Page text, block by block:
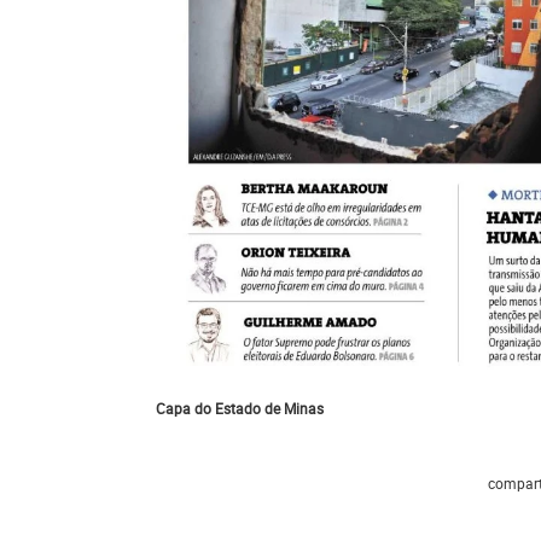
Capa do Estado de Minas